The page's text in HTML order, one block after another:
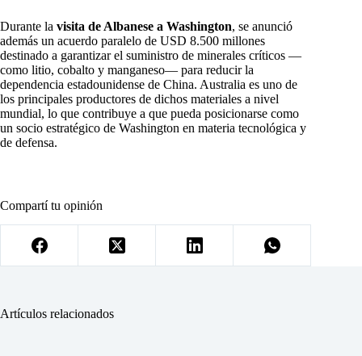
Durante la visita de Albanese a Washington, se anunció
además un acuerdo paralelo de USD 8.500 millones
destinado a garantizar el suministro de minerales críticos —
como litio, cobalto y manganeso— para reducir la
dependencia estadounidense de China. Australia es uno de
los principales productores de dichos materiales a nivel
mundial, lo que contribuye a que pueda posicionarse como
un socio estratégico de Washington en materia tecnológica y
de defensa.
Compartí tu opinión
Artículos relacionados